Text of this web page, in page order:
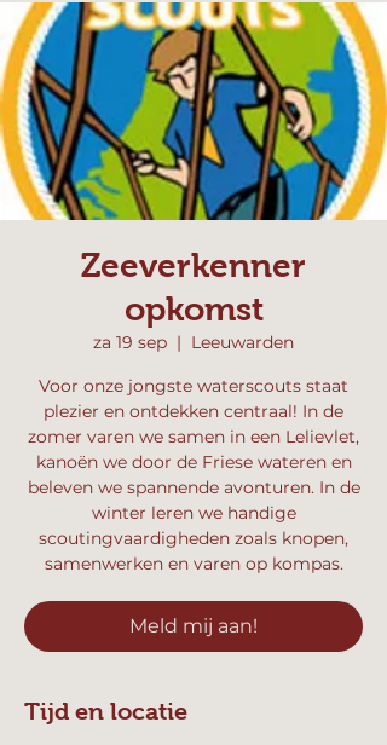
Zeeverkenner
opkomst
za 19 sep
  |
Leeuwarden
Voor onze jongste waterscouts staat
plezier en ontdekken centraal! In de
zomer varen we samen in een Lelievlet,
kanoën we door de Friese wateren en
beleven we spannende avonturen. In de
winter leren we handige
scoutingvaardigheden zoals knopen,
samenwerken en varen op kompas.
Meld mij aan!
Tijd en locatie